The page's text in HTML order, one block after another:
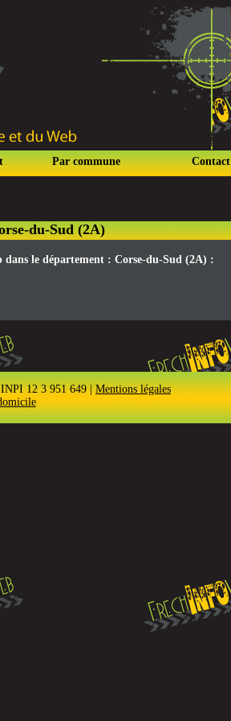
Par commune Contact
du-Sud (2A)
dans le département : Corse-du-Sud (2A) :
INPI 12 3 951 649 |Mentions légales